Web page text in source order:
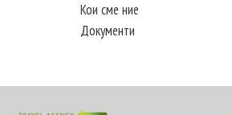
Кои сме ние
Документи